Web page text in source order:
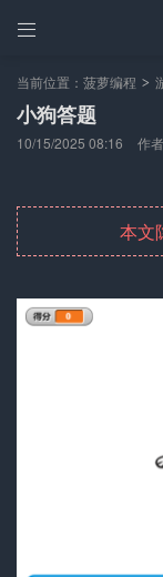

当前位置： 菠萝编程 >
小狗答题
10/15/2025 08:16 作
本文